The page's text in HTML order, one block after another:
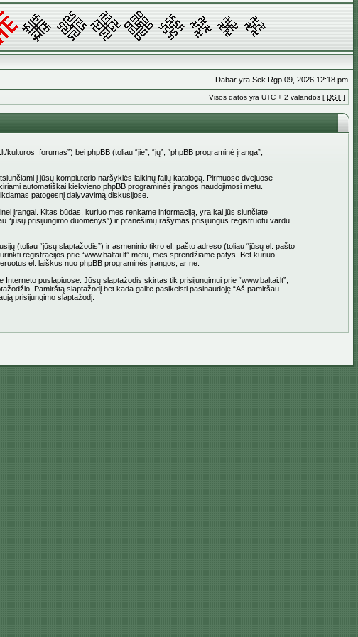
Dabar yra Sek Rgp 09, 2026 12:18 pm
Visos datos yra UTC + 2 valandos [ DST ]
bei phpBB (toliau “jie”, “jų”, “phpBB programinė įranga”,
į jūsų kompiuterio naršyklės laikinų failų katalogą. Pirmuose dvejuose
automatiškai kiekvieno phpBB programinės įrangos naudojimosi metu.
patogesnį dalyvavimą diskusijose.
įrangai. Kitas būdas, kuriuo mes renkame informaciją, yra kai jūs siunčiate
“jūsų prisijungimo duomenys”) ir pranešimų rašymas prisijungus registruotu vardu
(toliau “jūsų slaptažodis”) ir asmeninio tikro el. pašto adreso (toliau “jūsų el. pašto
registracijos prie “www.baltai.lt” metu, mes sprendžiame patys. Bet kuriuo
el. laiškus nuo phpBB programinės įrangos, ar ne.
puslapiuose. Jūsų slaptažodis skirtas tik prisijungimui prie “www.baltai.lt”,
Pamirštą slaptažodį bet kada galite pasikeisti pasinaudoję “Aš pamiršau
prisijungimo slaptažodį.